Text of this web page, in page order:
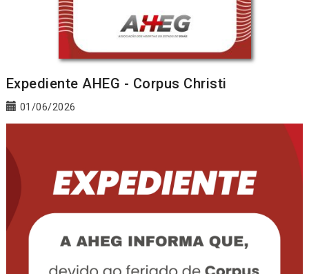
Expediente AHEG - Corpus Christi
01/06/2026